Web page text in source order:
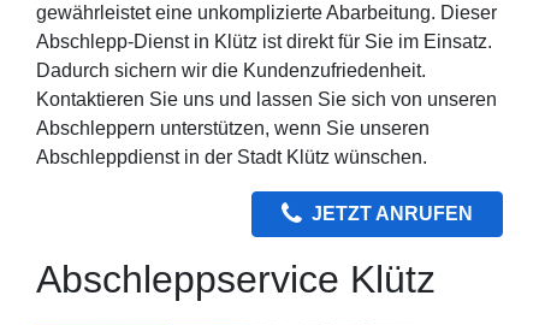
gewährleistet eine unkomplizierte Abarbeitung. Dieser
Abschlepp-Dienst in Klütz ist direkt für Sie im Einsatz.
Dadurch sichern wir die Kundenzufriedenheit.
Kontaktieren Sie uns und lassen Sie sich von unseren
Abschleppern unterstützen, wenn Sie unseren
Abschleppdienst in der Stadt Klütz wünschen.
JETZT ANRUFEN
Abschleppservice Klütz